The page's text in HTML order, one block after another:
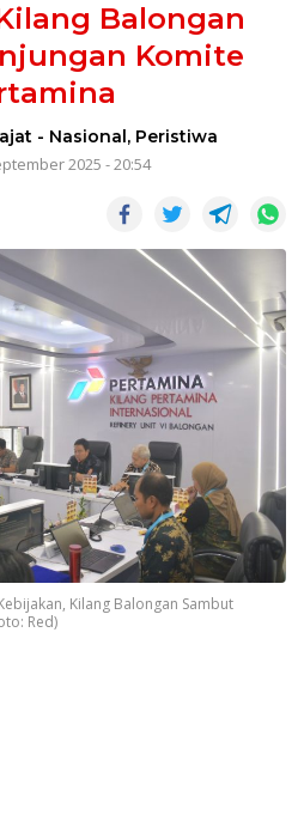
Balongan
Komite
- Nasional, Peristiwa
2025 - 20:54
Kilang Balongan Sambut
Red)